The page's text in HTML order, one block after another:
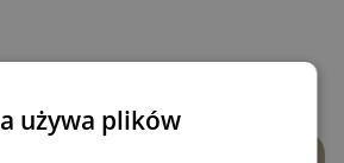
używa plików